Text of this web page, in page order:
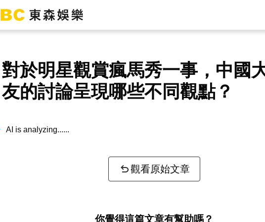
對於明星觀賞瘋馬秀一事，中國
友的討論呈現哪些不同觀點？
AI is analyzing...
觀看原始文章
你覺得這篇文章有幫助嗎？